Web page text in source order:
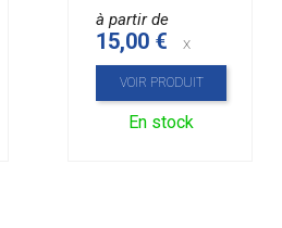
à partir de
15,00 € x
VOIR PRODUIT
En stock